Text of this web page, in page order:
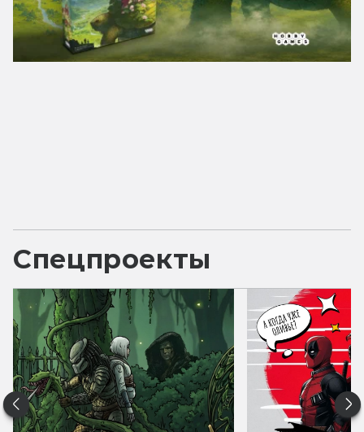
Спецпроекты